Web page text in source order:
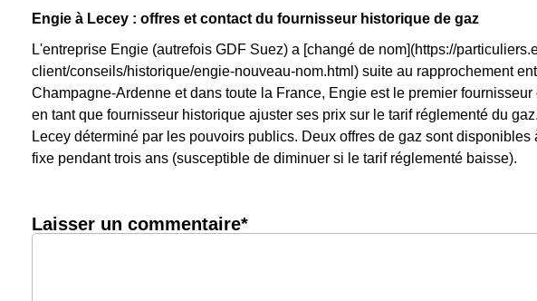
Engie à Lecey : offres et contact du fournisseur historique de gaz
L'entreprise Engie (autrefois GDF Suez) a [changé de nom](https://
client/conseils/historique/engie-nouveau-nom.html) suite au rapprochement
Champagne-Ardenne et dans toute la France, Engie est le premier
en tant que fournisseur historique ajuster ses prix sur le tarif réglementé du
Lecey déterminé par les pouvoirs publics. Deux offres de gaz sont disponibles
fixe pendant trois ans (susceptible de diminuer si le tarif réglementé baisse).
Laisser un commentaire*